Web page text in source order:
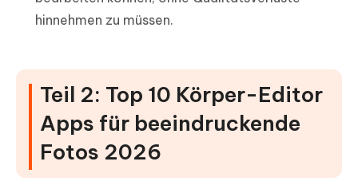
hinnehmen zu müssen.
Teil 2: Top 10 Körper-Editor
Apps für beeindruckende
Fotos 2026